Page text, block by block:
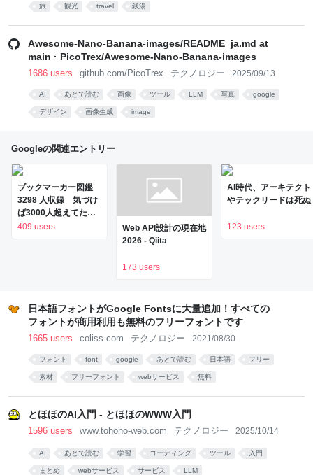
旅 観光 travel 銭湯
Awesome-Nano-Banana-images/README_ja.md at
main · PicoTrex/Awesome-Nano-Banana-images
1686 users github.com/PicoTrex テクノロジー 2025/09/13
AI あとで読む 画像 ツール LLM 写真 google
デザイン 画像生成 image
Googleの関連エントリー
ブックマーカー図鑑
3298 人収録 気づけ
ば3000人超えてたよ
収録予定 http..
409 users
Web API設計の現在地
2026 - Qiita
173 users
AI時代、アーキテクト
やテックリードは死ぬ
123 users
日本語フォントがGoogle Fontsに大量追加！すべての
フォントが商用利用も無料のフリーフォントです
1665 users coliss.com テクノロジー 2021/08/30
フォント font google あとで読む 日本語 フリー
素材 フリーフォント webサービス 無料
とほほのAI入門 - とほほのWWW入門
1596 users www.tohoho-web.com テクノロジー 2025/10/14
AI あとで読む 学習 コーディング ツール 入門
まとめ webサービス サービス LLM